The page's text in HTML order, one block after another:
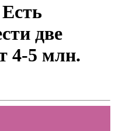
Есть
две
4-5 млн.